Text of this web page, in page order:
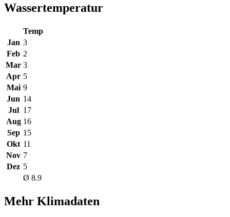
Wassertemperatur
Temp
Jan 3
Feb 2
Mar 3
Apr 5
Mai 9
Jun 14
Jul 17
Aug 16
Sep 15
Okt 11
Nov 7
Dez 5
Ø 8.9
Mehr Klimadaten